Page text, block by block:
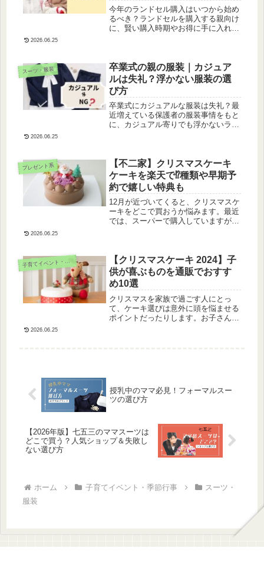
今年のランドセル購入はいつから始め
るべき？ランドセルを購入する親向け
に、賢い購入時期やお得に手に入れる
2026.06.25
スーツ・服装
卒業式の親の服装｜カジュア
ルは失礼？浮かない服装の選
び方
卒業式にカジュアルな服装は失礼？最
近増えている保護者の服装事情をもと
に、カジュアル寄りでも浮かないライ
2026.06.25
プレゼント系
【不二家】クリスマスケーキ
ケーキを楽天で⁉種類や早期予
約で嬉しい特典も
12月が近づいてくると、クリスマスケ
ーキをどこで買おうか悩みます。最近
では、スーパーで購入していますが、
キケーキを楽天で購入！予約期間
は?...
2026.06.25
子 育てイベント・季節行事
【クリスマスケーキ 2024】子
供が喜ぶものを通販でおすす
め10選
クリスマスを家族で過ごす人にとっ
て、ケーキ選びは意外に頭を悩ませる
ポイントだったりします。お子さんの
2026.06.25
授乳中のママ必見！フォーマルスー
ツの選び方
【2026年版】七五三のママスーツは
どこで買う？人気ショップ＆失敗し
ない選び方
ホーム 子育てイベント・季節行事
スーツ・
服装